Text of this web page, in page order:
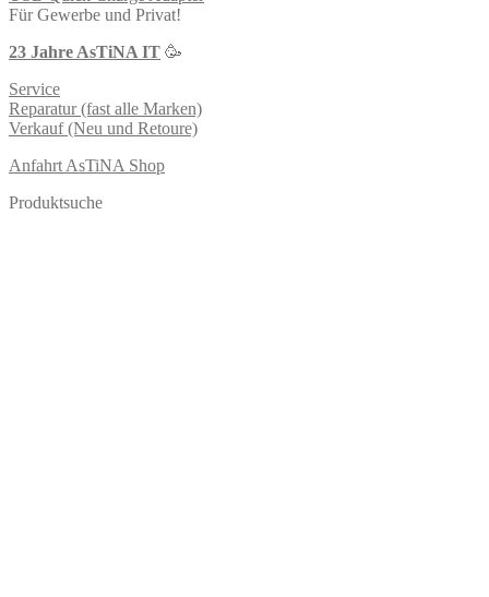
Für Gewerbe und Privat!
23 Jahre AsTiNA IT 🥳
Service
Reparatur (fast alle Marken)
Verkauf (Neu und Retoure)
Anfahrt AsTiNA Shop
Produktsuche